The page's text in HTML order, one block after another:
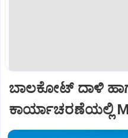
ಬಾಲಕೋಟ್‌ ದಾಳಿ
ಕಾರ್ಯಾಚರಣೆಯಲ್ಲಿ